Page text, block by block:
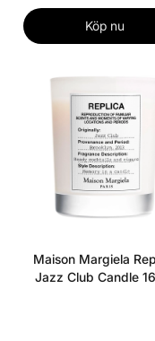
Köp nu
Maison Margiela
Jazz Club Candle